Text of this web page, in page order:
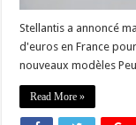
Stellantis a annoncé
d'euros en France
nouveaux modèles
Read More »